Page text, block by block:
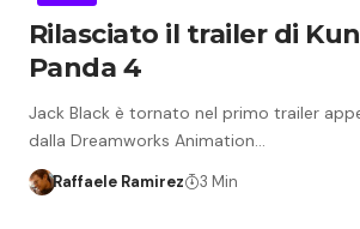
Rilasciato il trailer di
Panda 4
Jack Black è tornato nel primo trailer
dalla Dreamworks Animation…
Raffaele Ramirez 3 Min